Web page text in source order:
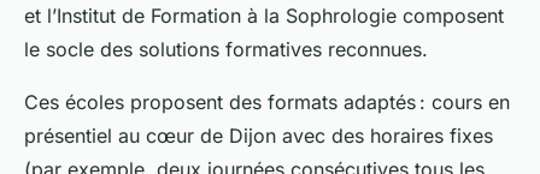
et l’Institut de Formation à la Sophrologie composent
le socle des solutions formatives reconnues.
Ces écoles proposent des formats adaptés : cours en
présentiel au cœur de Dijon avec des horaires fixes